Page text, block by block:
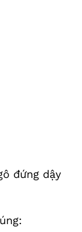
đứng dậy